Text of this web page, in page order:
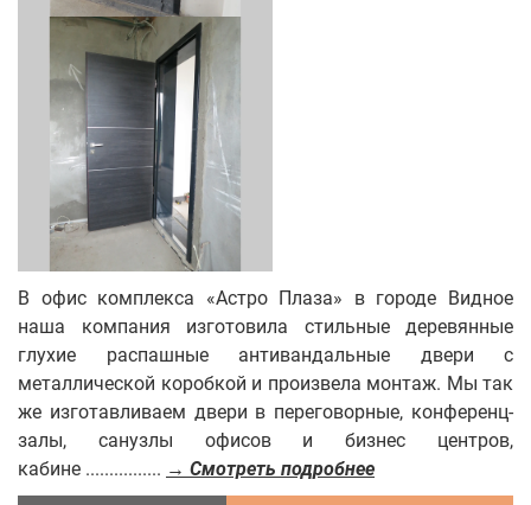
В офис комплекса «Астро Плаза» в городе Видное
наша компания изготовила стильные деревянные
глухие распашные антивандальные двери с
металлической коробкой и произвела монтаж. Мы так
же изготавливаем двери в переговорные, конференц-
залы, санузлы офисов и бизнес центров,
кабине ................ → Смотреть подробнее